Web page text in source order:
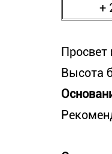
+
Высота